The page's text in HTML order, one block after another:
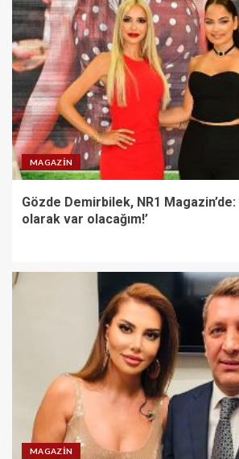
MAGAZIN
Gözde Demirbilek, NR1
olarak var olacağım!’
MAGAZIN